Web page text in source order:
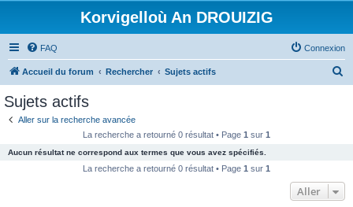
Korvigelloù An DROUIZIG
FAQ Connexion
Accueil du forum Rechercher Sujets actifs
c
Sujets actifs
Aller sur la recherche avancée
La recherche a retourné 0 résultat • Page 1 sur 1
Aucun résultat ne correspond aux termes que vous avez spécifiés.
La recherche a retourné 0 résultat • Page 1 sur 1
Aller